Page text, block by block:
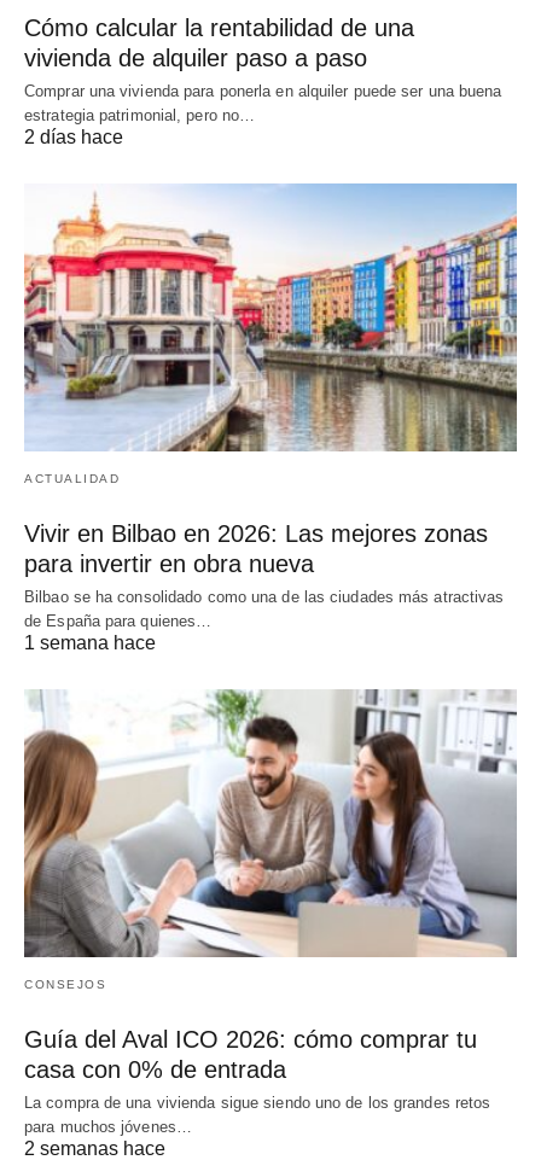
Cómo calcular la rentabilidad de una
vivienda de alquiler paso a paso
Comprar una vivienda para ponerla en alquiler puede ser una buena
estrategia patrimonial, pero no…
2 días hace
ACTUALIDAD
Vivir en Bilbao en 2026: Las mejores zonas
para invertir en obra nueva
Bilbao se ha consolidado como una de las ciudades más atractivas
de España para quienes…
1 semana hace
CONSEJOS
Guía del Aval ICO 2026: cómo comprar tu
casa con 0% de entrada
La compra de una vivienda sigue siendo uno de los grandes retos
para muchos jóvenes…
2 semanas hace